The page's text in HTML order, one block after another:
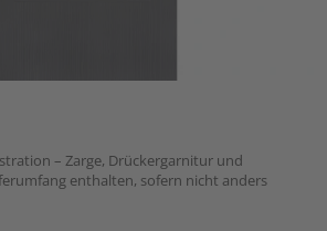
– Zarge, Drückergarnitur und
enthalten, sofern nicht anders